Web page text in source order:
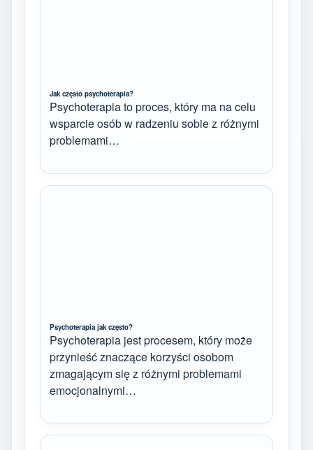
Jak często psychoterapia?
Psychoterapia to proces, który ma na celu
wsparcie osób w radzeniu sobie z różnymi
problemami…
Psychoterapia jak często?
Psychoterapia jest procesem, który może
przynieść znaczące korzyści osobom
zmagającym się z różnymi problemami
emocjonalnymi…